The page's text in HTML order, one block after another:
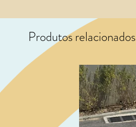
Produtos relacionados